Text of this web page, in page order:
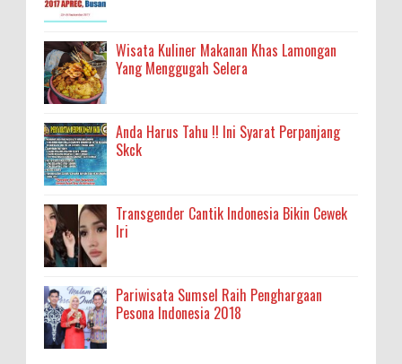
Wisata Kuliner Makanan Khas Lamongan
Yang Menggugah Selera
Anda Harus Tahu !! Ini Syarat Perpanjang
Skck
Transgender Cantik Indonesia Bikin Cewek
Iri
Pariwisata Sumsel Raih Penghargaan
Pesona Indonesia 2018